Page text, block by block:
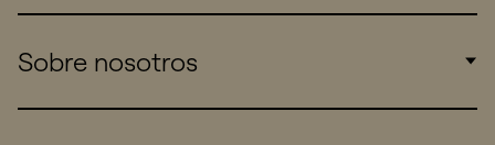
Startups
Work
Sobre nosotros